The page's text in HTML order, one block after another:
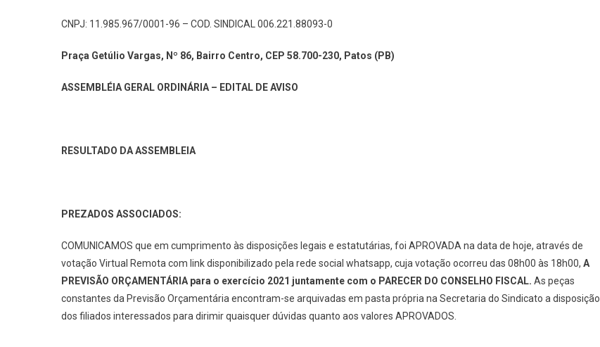
CNPJ: 11.985.967/0001-96 – COD. SINDICAL 006.221.88093-0
Praça Getúlio Vargas, Nº 86, Bairro Centro, CEP 58.700-230, Patos (PB)
ASSEMBLÉIA GERAL ORDINÁRIA – EDITAL DE AVISO
RESULTADO DA ASSEMBLEIA
PREZADOS ASSOCIADOS:
COMUNICAMOS que em cumprimento às disposições legais e estatutárias, foi APROVADA na data de hoje, através de
votação Virtual Remota com link disponibilizado pela rede social whatsapp, cuja votação ocorreu das 08h00 às 18h00, A
PREVISÃO ORÇAMENTÁRIA para o exercício 2021 juntamente com o PARECER DO CONSELHO FISCAL. As peças
constantes da Previsão Orçamentária encontram-se arquivadas em pasta própria na Secretaria do Sindicato a disposição
dos filiados interessados para dirimir quaisquer dúvidas quanto aos valores APROVADOS.